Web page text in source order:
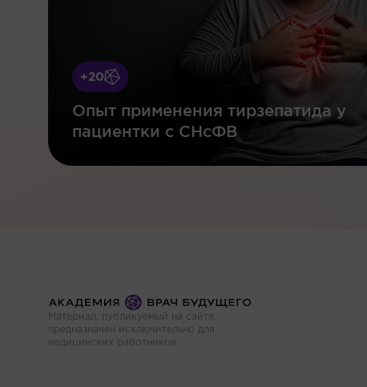
+20
Опыт применения тирзепатида у
пациентки с СНсФВ
Материал, публикуемый на сайте,
предназначен исключительно для
медицинских работников